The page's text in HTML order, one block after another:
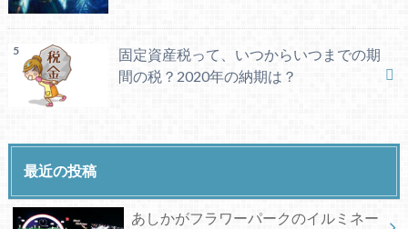
固定資産税って、いつからいつまでの期
間の税？2020年の納期は？
最近の投稿
あしかがフラワーパークのイルミネー